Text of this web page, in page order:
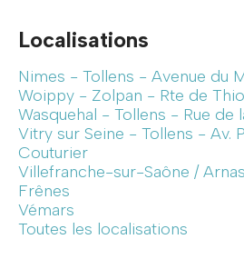
Localisations
Nimes - Tollens - Avenue du
Woippy - Zolpan - Rte de
Wasquehal - Tollens - Rue de
Vitry sur Seine - Tollens - Av.
Couturier
Villefranche-sur-Saône /
Frênes
Vémars
Toutes les localisations